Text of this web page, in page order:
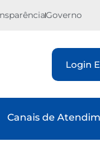
Governo
Login
Canais de